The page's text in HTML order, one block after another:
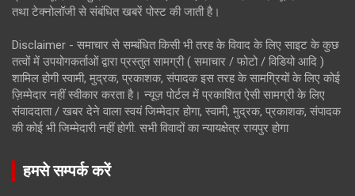
तथा टेक्नोलॉजी से संबंधित खबरें पोस्ट की जाती है।
Disclaimer - समाचार से सम्बंधित किसी भी तरह के विवाद के लिए साइट के कुछ
तत्वों में उपयोगकर्ताओं द्वारा प्रस्तुत सामग्री ( समाचार / फोटो / विडियो आदि )
शामिल होगी स्वामी, मुद्रक, प्रकाशक, संपादक इस तरह के सामग्रियों के लिए कोई
ज़िम्मेदार नहीं स्वीकार करता है। न्यूज़ पोर्टल में प्रकाशित ऐसी सामग्री के लिए
संवाददाता / खबर देने वाला स्वयं जिम्मेदार होगा, स्वामी, मुद्रक, प्रकाशक, संपादक
की कोई भी जिम्मेदारी नहीं होगी. सभी विवादों का न्यायक्षेत्र रायपुर होगा
हमसे सम्पर्क करें